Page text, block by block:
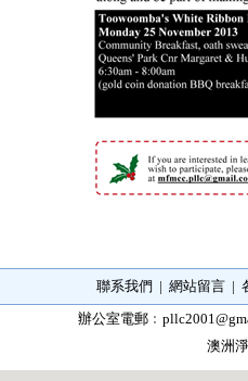
聯系我們 | 網站留言|
辦公室電郵﹕
澳洲